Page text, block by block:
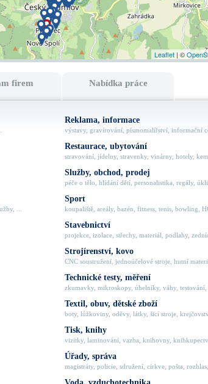
Leaflet | ©
firem Nabídka práce
...
Reklama, informace
výstavy, gravírování, písmomalířství, informační
Restaurace, ubytování
stravování, jídelny, stravenky, vinárny, hotely,
Služby, obchod, prodej
péče o tělo, hlídání dětí, personalistika, regály,
Sport
koupaliště, areály, bazén, fitness, tenis, bowling,
Stavebnictví
projekce, izolace, střechy, materiál, podlahy,
Strojírenství, kovo
CNC soustružení, jednoúčelové stroje, hutní
Technické testy, měření
zkumavky, mikroskopy, úhelníky, váhy, testování,
Textil, obuv, dětské zboží
boty, lůžkoviny, oděvy, látky, šicí stroje,
Tisk, knihy
vizitky, laminování, vazba, knihovny,
Úřady, správa
magistráty, policie, sdružení, církve, pošta, rozhlas,